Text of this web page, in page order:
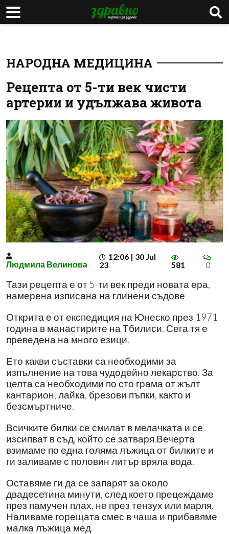
НАРОДНА МЕДИЦИНА
Рецепта от 5-ти век чисти
артерии и удължава живота
Людмила Велинова
12:06 | 30 Jul
23
581 0
Тази рецепта е от 5-ти век преди новата ера,
намерена изписана на глинени съдове
Открита е от експедиция на Юнеско през 1971
година в манастирите на Тбилиси. Сега тя е
преведена на много езици.
Ето какви съставки са необходими за
изпълнение на това чудодейно лекарство. За
целта са необходими по сто грама от жълт
кантарион, лайка, брезови пъпки, както и
безсмъртниче.
Всичките билки се смилат в мелачката и се
изсипват в съд, който се затваря.Вечерта
взимаме по една голяма лъжица от билките и
ги заливаме с половин литър вряла вода.
Оставяме ги да се запарят за около
двадесетина минути, след което прецеждаме
през памучен плах, не през тензух или марля.
Наливаме горещата смес в чаша и прибавяме
малка лъжица мед.